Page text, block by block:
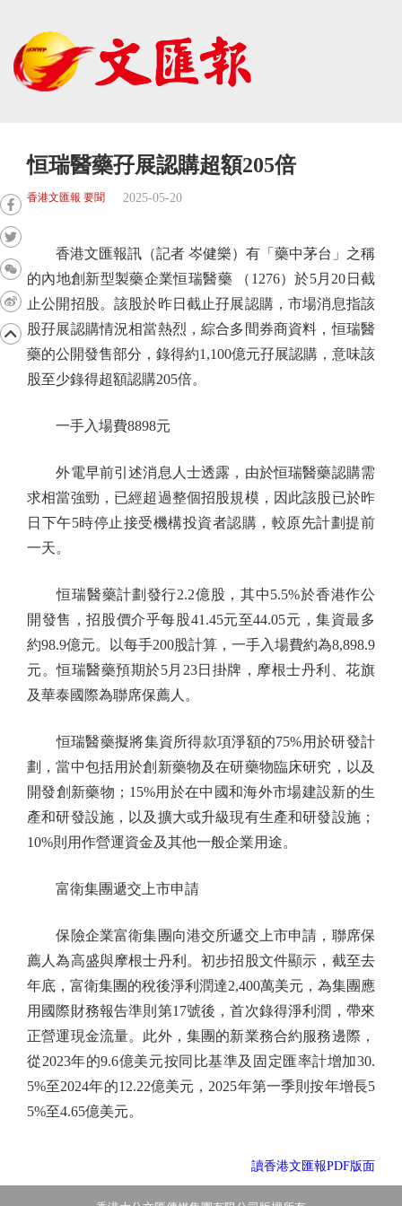
恒瑞醫藥孖展認購超額205倍
香港文匯報 要聞 2025-05-20
香港文匯報訊（記者 岑健樂）有「藥中茅台」之稱
的內地創新型製藥企業恒瑞醫藥 （1276）於5月20日截
止公開招股。該股於昨日截止孖展認購，市場消息指該
股孖展認購情況相當熱烈，綜合多間券商資料，恒瑞醫
藥的公開發售部分，錄得約1,100億元孖展認購，意味該
股至少錄得超額認購205倍。
一手入場費8898元
外電早前引述消息人士透露，由於恒瑞醫藥認購需
求相當強勁，已經超過整個招股規模，因此該股已於昨
日下午5時停止接受機構投資者認購，較原先計劃提前
一天。
恒瑞醫藥計劃發行2.2億股，其中5.5%於香港作公
開發售，招股價介乎每股41.45元至44.05元，集資最多
約98.9億元。以每手200股計算，一手入場費約為8,898.9
元。恒瑞醫藥預期於5月23日掛牌，摩根士丹利、花旗
及華泰國際為聯席保薦人。
恒瑞醫藥擬將集資所得款項淨額的75%用於研發計
劃，當中包括用於創新藥物及在研藥物臨床研究，以及
開發創新藥物；15%用於在中國和海外市場建設新的生
產和研發設施，以及擴大或升級現有生產和研發設施；
10%則用作營運資金及其他一般企業用途。
富衛集團遞交上市申請
保險企業富衛集團向港交所遞交上市申請，聯席保
薦人為高盛與摩根士丹利。初步招股文件顯示，截至去
年底，富衛集團的稅後淨利潤達2,400萬美元，為集團應
用國際財務報告準則第17號後，首次錄得淨利潤，帶來
正營運現金流量。此外，集團的新業務合約服務邊際，
從2023年的9.6億美元按同比基準及固定匯率計增加30.
5%至2024年的12.22億美元，2025年第一季則按年增長5
5%至4.65億美元。
讀香港文匯報PDF版面